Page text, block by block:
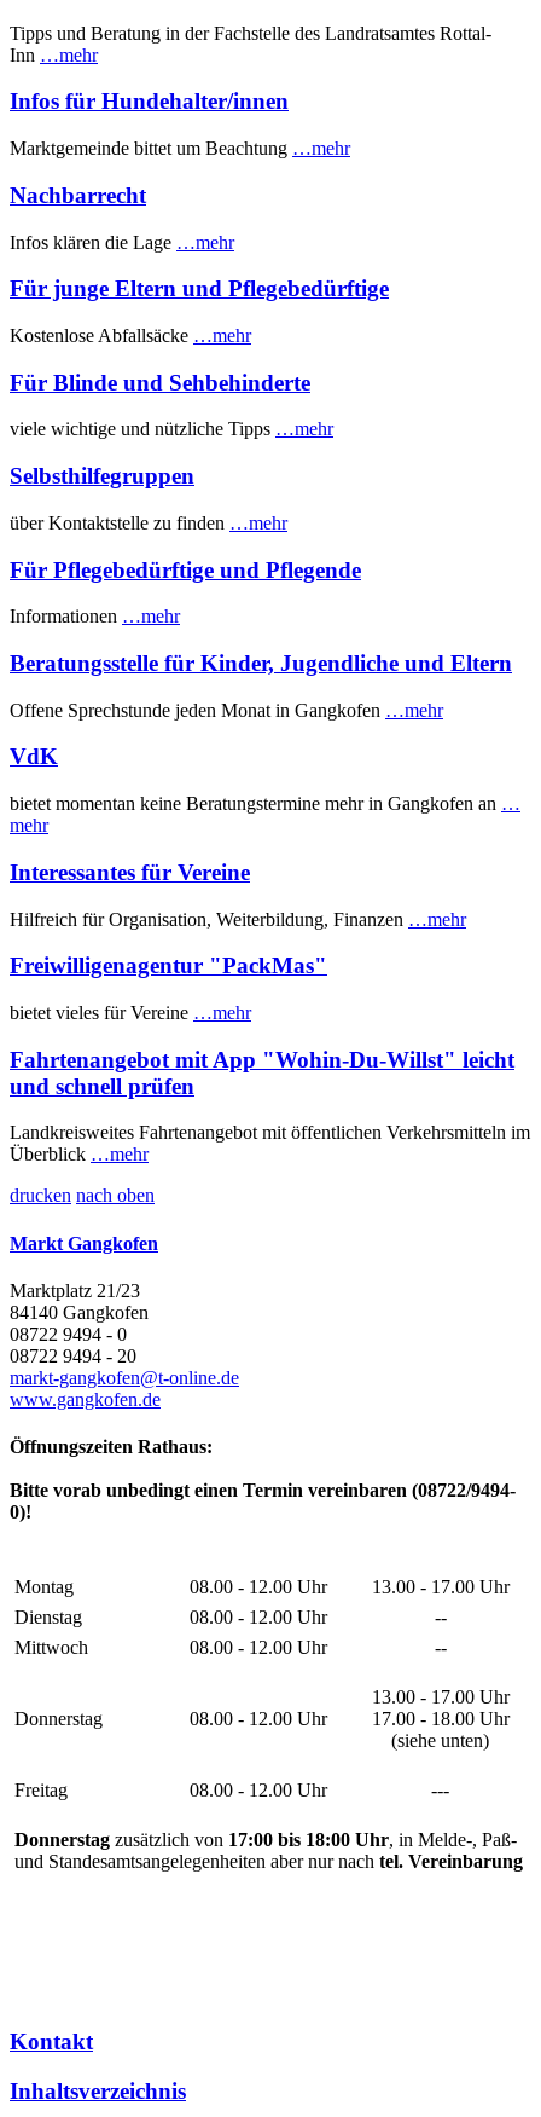
Tipps und Beratung in der Fachstelle des Landratsamtes Rottal-
Inn …mehr
Infos für Hundehalter/innen
Marktgemeinde bittet um Beachtung …mehr
Nachbarrecht
Infos klären die Lage …mehr
Für junge Eltern und Pflegebedürftige
Kostenlose Abfallsäcke …mehr
Für Blinde und Sehbehinderte
viele wichtige und nützliche Tipps …mehr
Selbsthilfegruppen
über Kontaktstelle zu finden …mehr
Für Pflegebedürftige und Pflegende
Informationen …mehr
Beratungsstelle für Kinder, Jugendliche und Eltern
Offene Sprechstunde jeden Monat in Gangkofen …mehr
VdK
bietet momentan keine Beratungstermine mehr in Gangkofen an …
mehr
Interessantes für Vereine
Hilfreich für Organisation, Weiterbildung, Finanzen …mehr
Freiwilligenagentur "PackMas"
bietet vieles für Vereine …mehr
Fahrtenangebot mit App "Wohin-Du-Willst" leicht
und schnell prüfen
Landkreisweites Fahrtenangebot mit öffentlichen Verkehrsmitteln im
Überblick …mehr
drucken nach oben
Markt Gangkofen
Marktplatz 21/23
84140 Gangkofen
08722 9494 - 0
08722 9494 - 20
markt-gangkofen@t-online.de
www.gangkofen.de
Öffnungszeiten Rathaus:
Bitte vorab unbedingt einen Termin vereinbaren (08722/9494-
0)!
Montag 08.00 - 12.00 Uhr
13.00 - 17.00 Uhr
Dienstag
08.00 - 12.00 Uhr
--
Mittwoch
08.00 - 12.00 Uhr --
Donnerstag 08.00 - 12.00 Uhr
13.00 - 17.00 Uhr
17.00 - 18.00 Uhr
(siehe unten)
Freitag 08.00 - 12.00 Uhr ---
Donnerstag zusätzlich von 17:00 bis 18:00 Uhr, in Melde-, Paß-
und Standesamtsangelegenheiten aber nur nach tel. Vereinbarung
Kontakt
Inhaltsverzeichnis